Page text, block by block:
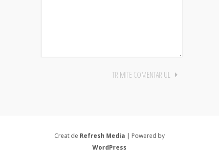
Creat de Refresh Media | Powered by
WordPress